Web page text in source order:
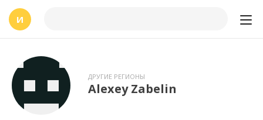
И
ДРУГИЕ РЕГИОНЫ
Alexey Zabelin